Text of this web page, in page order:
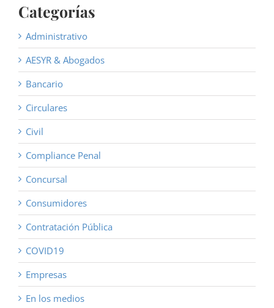
Categorías
Administrativo
AESYR & Abogados
Bancario
Circulares
Civil
Compliance Penal
Concursal
Consumidores
Contratación Pública
COVID19
Empresas
En los medios